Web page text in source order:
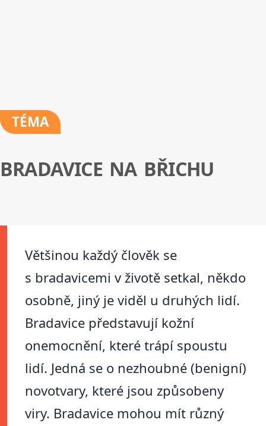
TÉMA
BRADAVICE NA BŘICHU
Většinou každý člověk se
s bradavicemi v životě setkal, někdo
osobně, jiný je viděl u druhých lidí.
Bradavice představují kožní
onemocnění, které trápí spoustu
lidí. Jedná se o nezhoubné (benigní)
novotvary, které jsou způsobeny
viry. Bradavice mohou mít různý